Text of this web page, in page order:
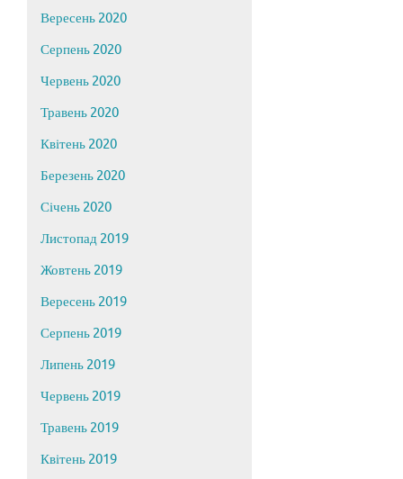
Вересень 2020
Серпень 2020
Червень 2020
Травень 2020
Квітень 2020
Березень 2020
Січень 2020
Листопад 2019
Жовтень 2019
Вересень 2019
Серпень 2019
Липень 2019
Червень 2019
Травень 2019
Квітень 2019